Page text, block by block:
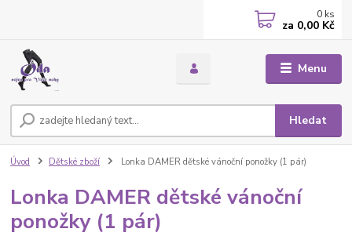
Menu
Hledat
0 ks
za 0,00 Kč
Úvod Dětské zboží Lonka DAMER dětské vánoční ponožky (1 pár)
Lonka DAMER dětské vánoční
ponožky (1 pár)